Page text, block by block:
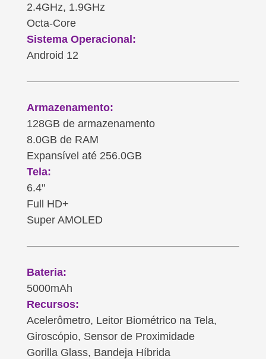
2.4GHz, 1.9GHz
Octa-Core
Sistema Operacional:
Android 12
Armazenamento:
128GB de armazenamento
8.0GB de RAM
Expansível até 256.0GB
Tela:
6.4"
Full HD+
Super AMOLED
Bateria:
5000mAh
Recursos:
Acelerômetro, Leitor Biométrico na Tela,
Giroscópio, Sensor de Proximidade
Gorilla Glass, Bandeja Híbrida